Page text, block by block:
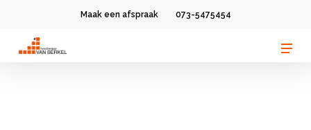
main
Maak een afspraak 073-5475454
Close